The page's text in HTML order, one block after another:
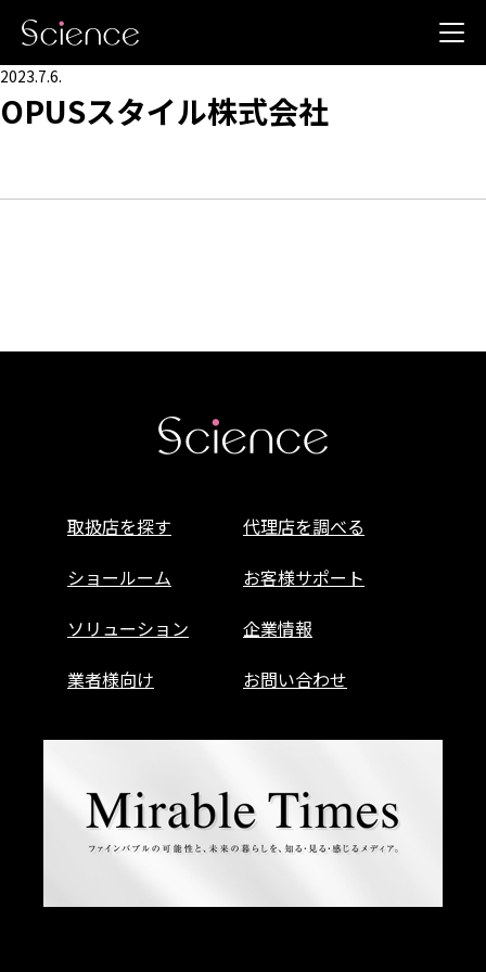
2023.7.6.
OPUSスタイル株式会社
取扱店を探す
代理店を調べる
ショールーム
お客様サポート
ソリューション
企業情報
業者様向け
お問い合わせ